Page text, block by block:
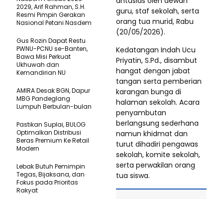
guru, staf sekolah, serta
orang tua murid, Rabu
(20/05/2026).
Kedatangan Indah Ucu
Priyatin, S.Pd., disambut
hangat dengan jabat
tangan serta pemberian
karangan bunga di
halaman sekolah. Acara
penyambutan
berlangsung sederhana
namun khidmat dan
turut dihadiri pengawas
sekolah, komite sekolah,
serta perwakilan orang
tua siswa.
2029, Arif Rahman, S.H.
Resmi Pimpin Gerakan
Nasional Petani Nasdem
Gus Rozin Dapat Restu
PWNU-PCNU se-Banten,
Bawa Misi Perkuat
Ukhuwah dan
Kemandirian NU
AMIRA Desak BGN, Dapur
MBG Pandeglang
Lumpuh Berbulan-bulan
Pastikan SupIai, BULOG
Optimalkan Distribusi
Beras Premium Ke Retail
Modern
Lebak Butuh Pemimpin
Tegas, Bijaksana, dan
Fokus pada Prioritas
Rakyat